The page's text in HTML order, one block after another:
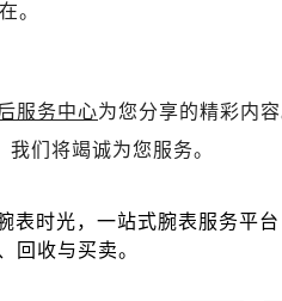
爱辉区中央街售后服务中心（
市东安区太平路售后服务中心
市桃山区大同街售后服务中心
山市尖山区新兴大街售后服务
市北林区新华街与康庄路交叉口
。
服务中心为您分享的精彩内
们将竭诚为您服务。